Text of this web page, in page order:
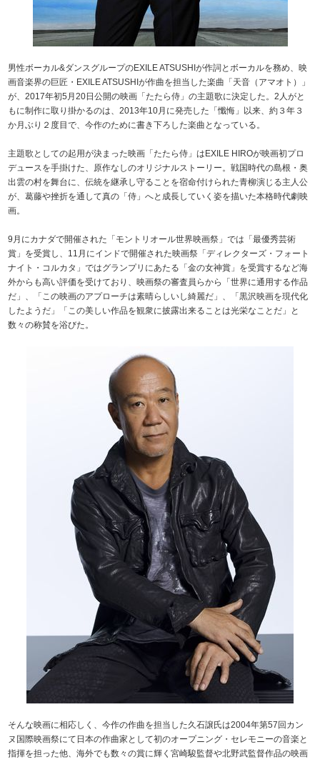
男性ボーカル&ダンスグループのEXILE ATSUSHIが作詞とボーカルを務め、映
画音楽界の巨匠・EXILE ATSUSHIが作曲を担当した楽曲「天音（アマオト）」
が、2017年初5月20日公開の映画「たたら侍」の主題歌に決定した。2人がと
もに制作に取り掛かるのは、2013年10月に発売した「懺悔」以来、約３年３
か月ぶり２度目で、今作のために書き下ろした楽曲となっている。
主題歌としての起用が決まった映画「たたら侍」はEXILE HIROが映画初プロ
デュースを手掛けた、原作なしのオリジナルストーリー。戦国時代の島根・奥
出雲の村を舞台に、伝統を継承し守ることを宿命付けられた青柳演じる主人公
が、葛藤や挫折を通して真の「侍」へと成長していく姿を描いた本格時代劇映
画。
9月にカナダで開催された「モントリオール世界映画祭」では「最優秀芸術
賞」を受賞し、11月にインドで開催された映画祭「ディレクターズ・フォート
ナイト・コルカタ」ではグランプリにあたる「金の女神賞」を受賞するなど海
外からも高い評価を受けており、映画祭の審査員らから「世界に通用する作品
だ」、「この映画のアプローチは素晴らしいし綺麗だ」、「黒沢映画を現代化
したようだ」「この美しい作品を観衆に披露出来ることは光栄なことだ」と
数々の称賛を浴びた。
そんな映画に相応しく、今作の作曲を担当した久石譲氏は2004年第57回カン
ヌ国際映画祭にて日本の作曲家として初のオープニング・セレモニーの音楽と
指揮を担った他、海外でも数々の賞に輝く宮崎駿監督や北野武監督作品の映画